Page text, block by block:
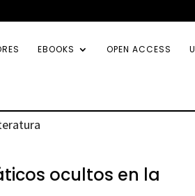
EBOOKS OPEN ACCESS
ocultos en la